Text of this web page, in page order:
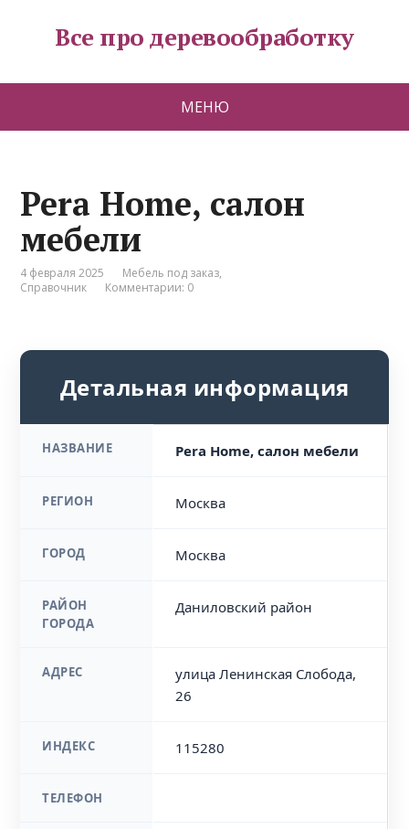
Все про деревообработку
МЕНЮ
Pera Home, салон
мебели
4 февраля 2025 Мебель под заказ,
Справочник
Комментарии: 0
Детальная информация
НАЗВАНИЕ Pera Home, салон мебели
РЕГИОН Москва
ГОРОД Москва
РАЙОН
ГОРОДА
Даниловский район
АДРЕС
улица Ленинская Слобода,
26
ИНДЕКС 115280
ТЕЛЕФОН